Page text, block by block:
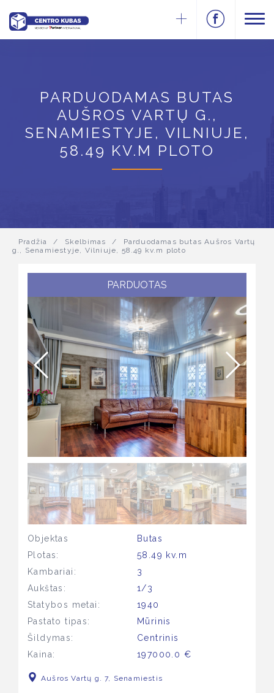
PARDUODAMAS BUTAS
AUŠROS VARTŲ G.,
SENAMIESTYJE, VILNIUJE,
58.49 KV.M PLOTO
Pradžia / Skelbimas /
Parduodamas butas Aušros Vartų
g., Senamiestyje, Vilniuje, 58.49 kv.m ploto
PARDUOTAS
Objektas
Butas
Plotas:
58.49 kv.m
Kambariai:
3
Aukštas:
1/3
Statybos metai:
1940
Pastato tipas:
Mūrinis
Šildymas:
Centrinis
Kaina:
197000.0 €
Aušros Vartų g. 7, Senamiestis